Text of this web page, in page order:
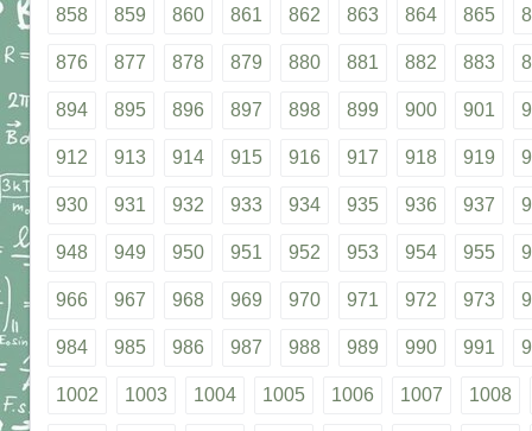
858 859 860 861 862 863 864 865
876 877 878 879 880 881 882 883
894 895 896 897 898 899 900 901
912 913 914 915 916 917 918 919
930 931 932 933 934 935 936 937
948 949 950 951 952 953 954 955
966 967 968 969 970 971 972 973
984 985 986 987 988 989 990 991
1002 1003 1004 1005 1006 1007 1008